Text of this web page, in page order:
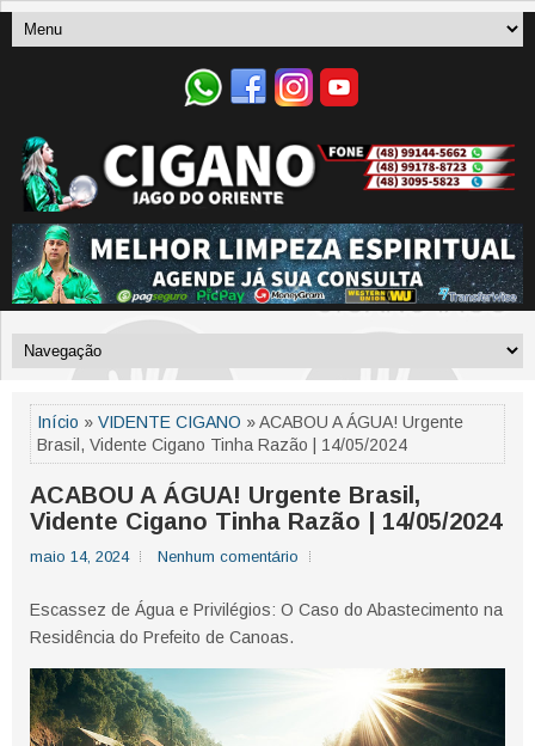
Início » VIDENTE CIGANO » ACABOU A ÁGUA! Urgente
Brasil, Vidente Cigano Tinha Razão | 14/05/2024
ACABOU A ÁGUA! Urgente Brasil,
Vidente Cigano Tinha Razão | 14/05/2024
maio 14, 2024 Nenhum comentário
Escassez de Água e Privilégios: O Caso do Abastecimento na
Residência do Prefeito de Canoas.